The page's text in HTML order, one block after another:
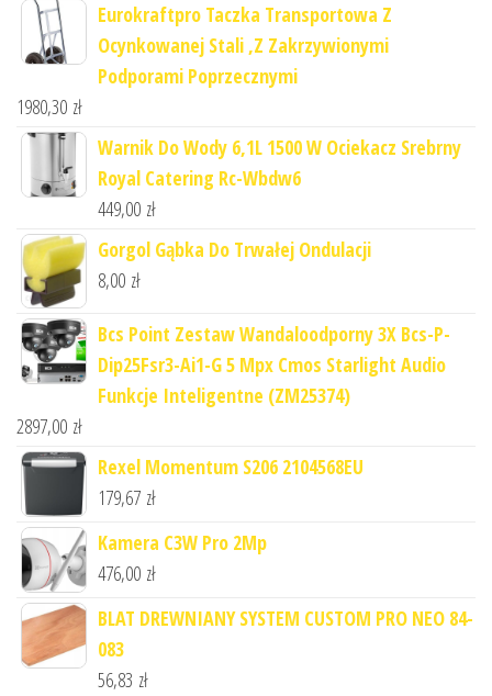
Eurokraftpro Taczka Transportowa Z
Ocynkowanej Stali ,Z Zakrzywionymi
Podporami Poprzecznymi
1980,30 zł
Warnik Do Wody 6,1L 1500 W Ociekacz Srebrny
Royal Catering Rc-Wbdw6
449,00 zł
Gorgol Gąbka Do Trwałej Ondulacji
8,00 zł
Bcs Point Zestaw Wandaloodporny 3X Bcs-P-
Dip25Fsr3-Ai1-G 5 Mpx Cmos Starlight Audio
Funkcje Inteligentne (ZM25374)
2897,00 zł
Rexel Momentum S206 2104568EU
179,67 zł
Kamera C3W Pro 2Mp
476,00 zł
BLAT DREWNIANY SYSTEM CUSTOM PRO NEO 84-
083
56,83 zł